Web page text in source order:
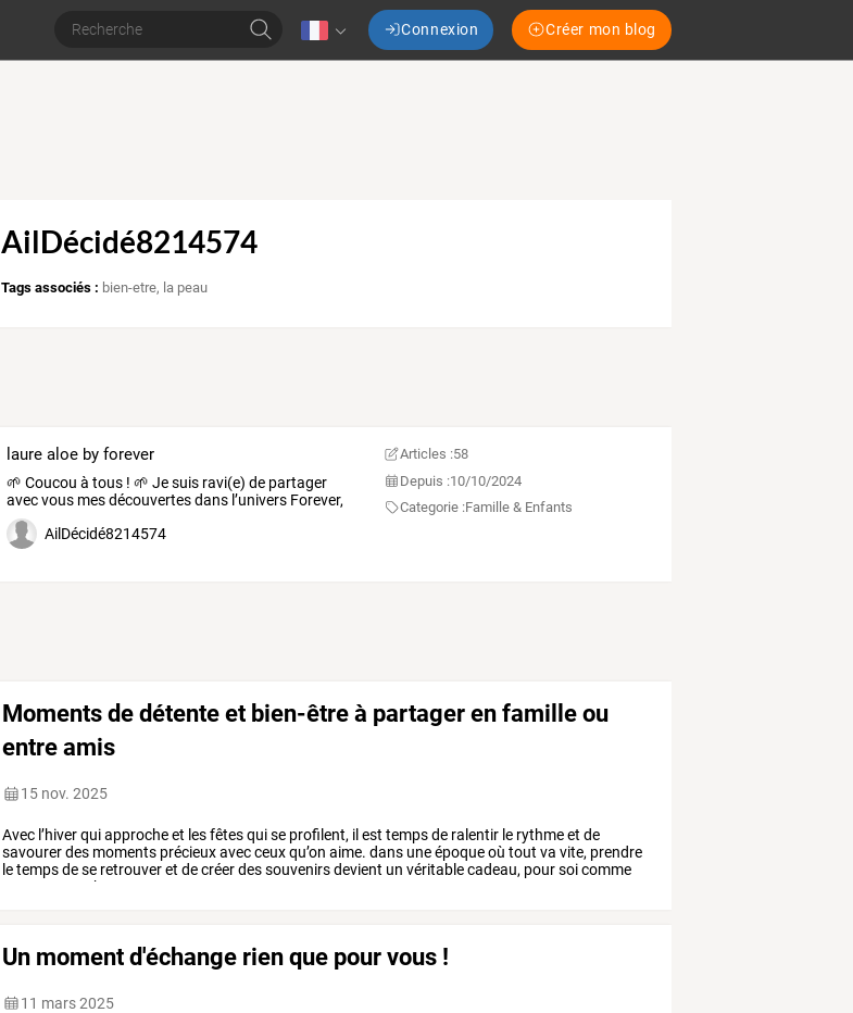
Connexion Créer mon blog
AilDécidé8214574
Tags associés : bien-etre, la peau
laure aloe by forever
🌱 Coucou à tous! 🌱 Jesuisravi(e) departager
avecvousmesdécouvertesdansl’universForever,
avec
AilDécidé8214574
Articles :58
Depuis :10/10/2024
Categorie :Famille & Enfants
Moments de détente et bien-être à partager en famille ou
entre amis
15 nov. 2025
Avec l’hiverquiapprocheet lesfêtesquise profilent, il est tempsde ralentir le rythmeet de
savourerdes moments précieuxavecceuxqu’on aime. dans uneépoqueoù tout va vite, prendre
letempsdese retrouveret decréerdessouvenirsdevient un véritablecadeau, poursoicomme
proches.
Un moment d'échange rien que pour vous !
11 mars 2025